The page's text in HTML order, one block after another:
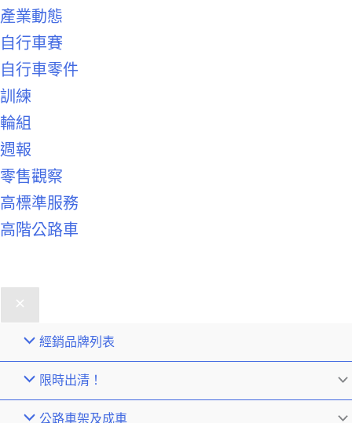
產業動態
自行車賽
自行車零件
訓練
輪組
週報
零售觀察
高標準服務
高階公路車
經銷品牌列表
限時出清！
公路車架及成車